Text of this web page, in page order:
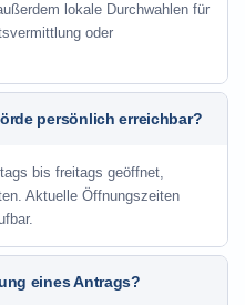
lokale Durchwahlen für
oder
persönlich erreichbar?
bis freitags geöffnet,
Aktuelle Öffnungszeiten
eines Antrags?